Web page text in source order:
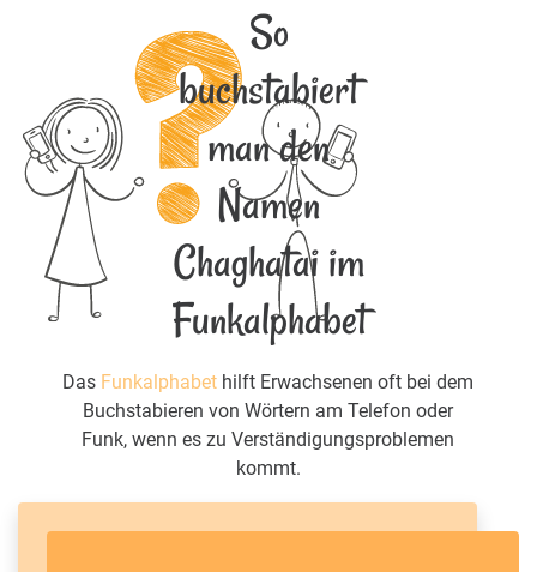
So
buchstabiert
man den
Namen
Chaghatai im
Funkalphabet
Das Funkalphabet hilft Erwachsenen oft bei dem
Buchstabieren von Wörtern am Telefon oder
Funk, wenn es zu Verständigungsproblemen
kommt.